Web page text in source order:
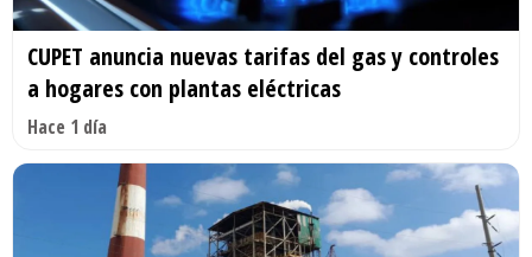
CUPET anuncia nuevas tarifas del gas y controles
a hogares con plantas eléctricas
Hace 1 día